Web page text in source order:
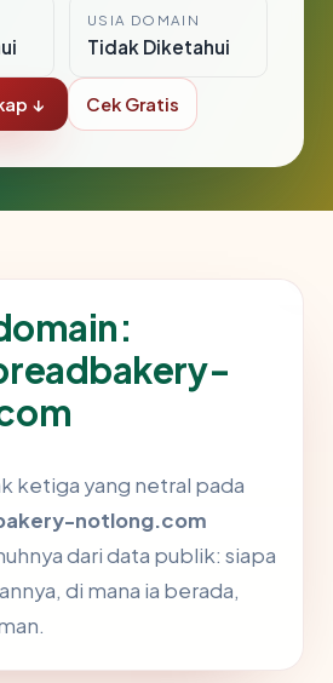
USIA DOMAIN
Tidak Diketahui
↓ Cek Gratis
ketiga yang netral pada
notlong.com
dari data publik: siapa
di mana ia berada,